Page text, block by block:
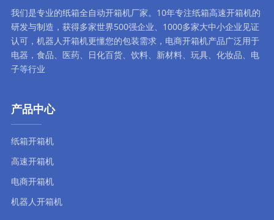
我们是专业的纸箱全自动开箱机厂家。10年专注纸箱高速开箱机的
研发与制造，获得多家世界500强企业、1000多家大中小企业见证
认可， 机器人开箱机更懂您的包装需求， 电商开箱机产品广泛用于
电器，食品、医药、日化百货、饮料、新材料、玩具、化妆品、电
子等行业
产品中心
纸箱开箱机
高速开箱机
电商开箱机
机器人开箱机